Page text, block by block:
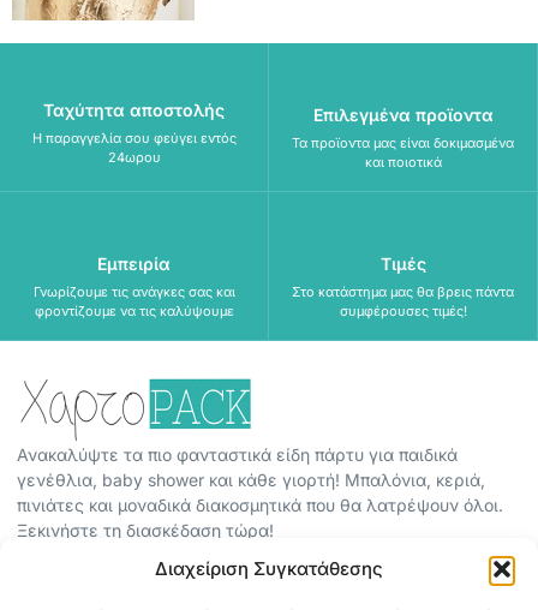
Διαχείριση Συγκατάθεσης
Ταχύτητα αποστολής
Η παραγγελία σου φεύγει εντός
24ωρου
Επιλεγμένα προϊοντα
Τα προϊοντα μας είναι δοκιμασμένα
και ποιοτικά
Εμπειρία
Γνωρίζουμε τις ανάγκες σας και
φροντίζουμε να τις καλύψουμε
Τιμές
Στο κατάστημα μας θα βρεις πάντα
συμφέρουσες τιμές!
Ανακαλύψτε τα πιο φανταστικά είδη πάρτυ για παιδικά
γενέθλια, baby shower και κάθε γιορτή! Μπαλόνια, κεριά,
πινιάτες και μοναδικά διακοσμητικά που θα λατρέψουν όλοι.
Ξεκινήστε τη διασκέδαση τώρα!